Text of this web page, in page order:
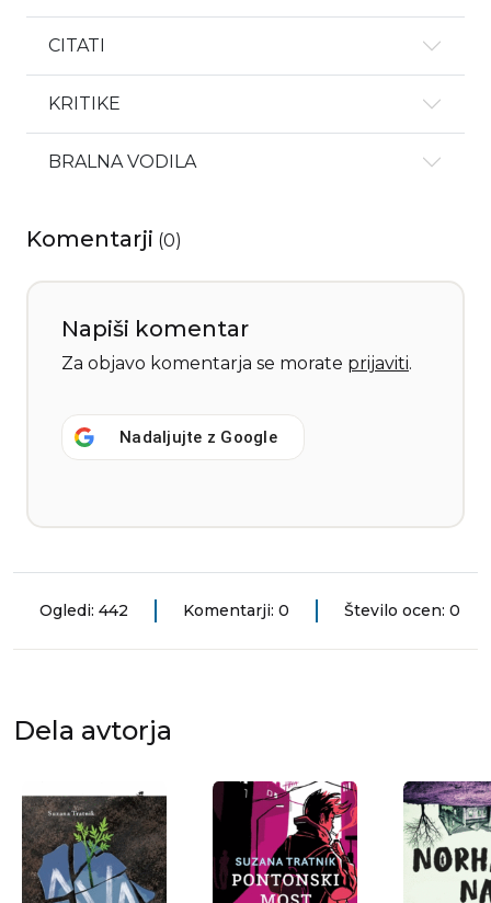
CITATI
KRITIKE
BRALNA VODILA
Komentarji (0)
Napiši komentar
Za objavo komentarja se morate prijaviti.
Nadaljujte z Google
Ogledi: 442 Komentarji: 0 Število ocen: 0
Dela avtorja